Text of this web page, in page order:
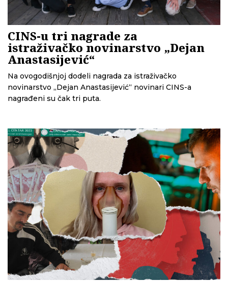
CINS-u tri nagrade za
istraživačko novinarstvo „Dejan
Anastasijević“
Na ovogodišnjoj dodeli nagrada za istraživačko
novinarstvo „Dejan Anastasijević“ novinari CINS-a
nagrađeni su čak tri puta.